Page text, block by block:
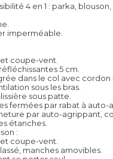
4 en 1 : parka,
imperméable.
coupe-vent.
5 cm.
dans le col avec cordon
sous les bras.
sous patte.
fermées par rabat à auto-
par auto-agrippant,
étanches.
:
coupe-vent.
manches amovibles.